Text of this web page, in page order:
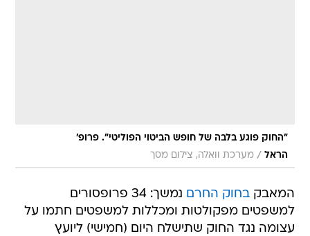
"החוק פוגע בלבה של חופש הביטוי הפוליטי". פרופ'
הראל / מערכת וואלה, צילום מסך
המאבקבחוק החרם
נמשך: 34 פרופסורים
למשפטים מפקולטות ומכללות למשפטים חתמו על
עצומה נגד החוק שתישלח היום (חמישי) ליועץ